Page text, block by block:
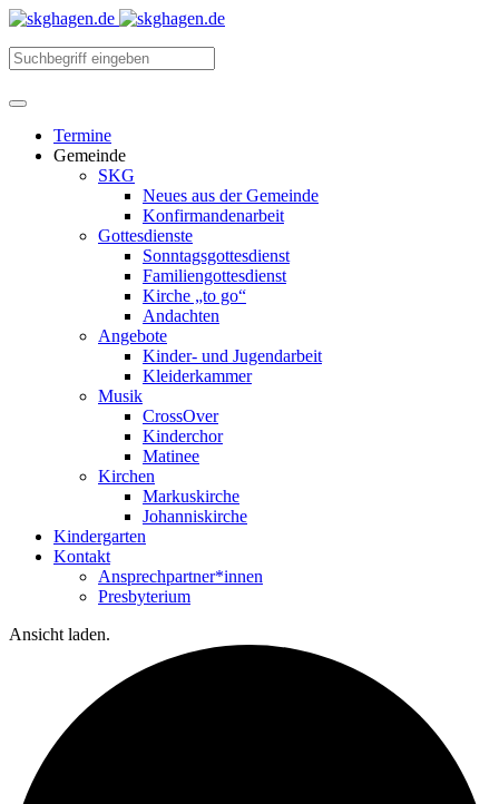
Termine
Gemeinde
SKG
Neues aus der Gemeinde
Konfirmandenarbeit
Gottesdienste
Sonntagsgottesdienst
Familiengottesdienst
Kirche „to go“
Andachten
Angebote
Kinder- und Jugendarbeit
Kleiderkammer
Musik
CrossOver
Kinderchor
Matinee
Kirchen
Markuskirche
Johanniskirche
Kindergarten
Kontakt
Ansprechpartner*innen
Presbyterium
Ansicht laden.